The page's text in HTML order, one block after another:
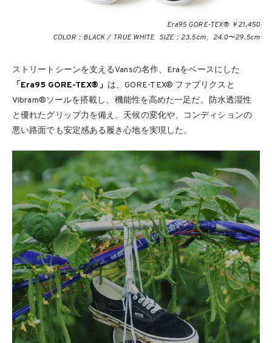
Era95 GORE-TEX® ￥21,450
COLOR：BLACK / TRUE WHITE SIZE：23.5cm、24.0〜29.5cm
ストリートシーンを支えるVansの名作、Eraをベースにした
「Era95 GORE-TEX®」 は、GORE-TEX® ファブリクスと
Vibram®ソールを搭載し、機能性を高めた一足だ。防水透湿性
と優れたグリップ力を備え、天候の変化や、コンディションの
悪い路面でも安定感ある履き心地を実現した。